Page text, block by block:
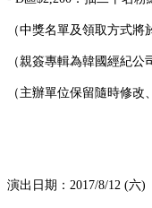
（中獎名單及領取方式
（親簽專輯為韓國經紀公
（主辦單位保留隨時修改
演出日期：2017/8/12 (六)